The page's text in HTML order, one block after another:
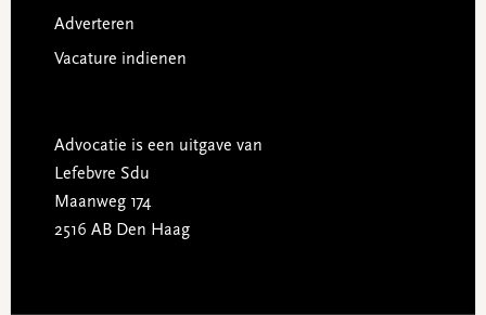
Adverteren
Vacature indienen
Advocatie is een uitgave van
Lefebvre Sdu
Maanweg 174
2516 AB Den Haag